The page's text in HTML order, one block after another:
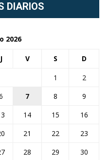
DIARIOS
2026
J V S D
1
2
7 8
9
14 15
16
21 22
23
28 29
30